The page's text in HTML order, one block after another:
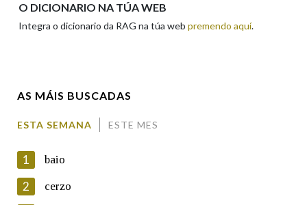
Pertence a
O DICIONARIO NA TÚA WEB
Integra o dicionario da RAG na túa web premendo aquí.
AS MÁIS BUSCADAS
ESTA SEMANA ESTE MES
1 baio
2 cerzo